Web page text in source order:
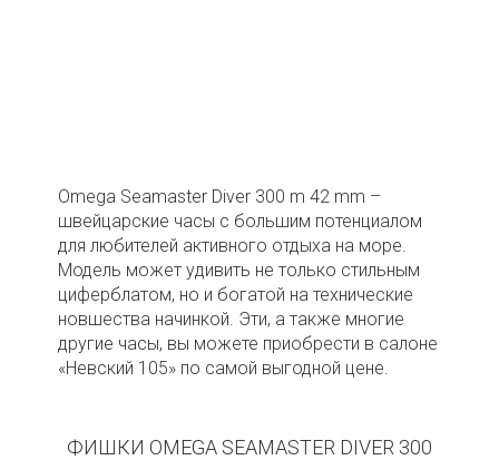
Omega Seamaster Diver 300 m 42 mm –
швейцарские часы с большим потенциалом
для любителей активного отдыха на море.
Модель может удивить не только стильным
циферблатом, но и богатой на технические
новшества начинкой. Эти, а также многие
другие часы, вы можете приобрести в салоне
«Невский 105» по самой выгодной цене.
ФИШКИ OMEGA SEAMASTER DIVER 300